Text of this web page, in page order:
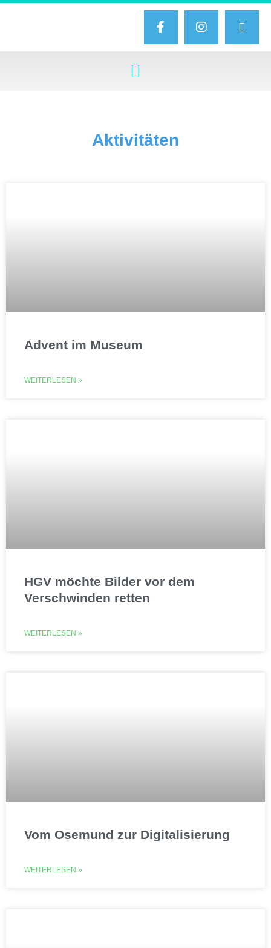
Aktivitäten
Advent im Museum
WEITERLESEN »
HGV möchte Bilder vor dem
Verschwinden retten
WEITERLESEN »
Vom Osemund zur Digitalisierung
WEITERLESEN »